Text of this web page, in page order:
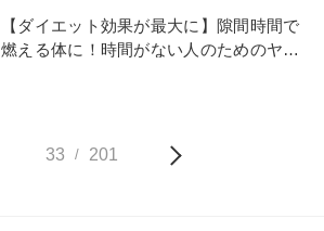
【ダイエット効果が最大に】隙間時間で
燃える体に！時間がない人のためのヤセ
33 / 201